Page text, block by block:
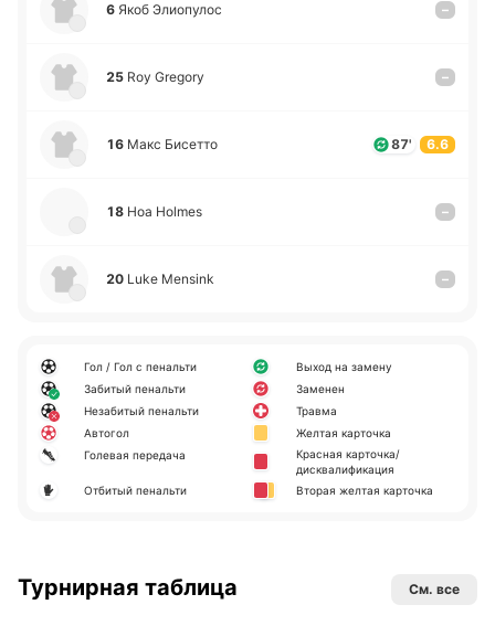
6 Якоб Элио­пу­лос –
25 Roy Gregory –
16 Макс Би­се­тто 87' 6.6
18 Ноа Holmes –
20 Luke Mensink –
Гол / Гол с пенальти
Забитый пенальти
Незабитый пенальти
Автогол
Голевая передача
Отбитый пенальти
Выход на замену
Заменен
Травма
Желтая карточка
Красная карточка/
дисквалификация
Вторая желтая карточка
Турнирная таблица См. все